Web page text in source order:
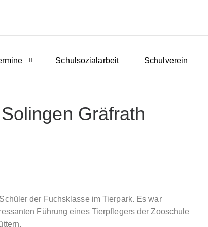
Schulsozialarbeit Schulverein
Gräfrath
der Fuchsklasse im Tierpark. Es war
Führung eines Tierpflegers der Zooschule